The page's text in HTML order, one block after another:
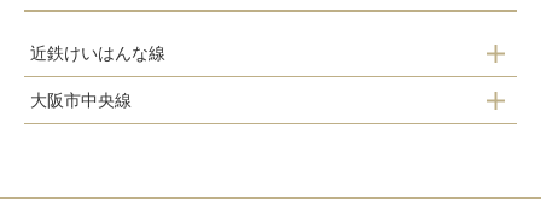
近鉄けいはんな線
長田
大阪市中央線
深江橋